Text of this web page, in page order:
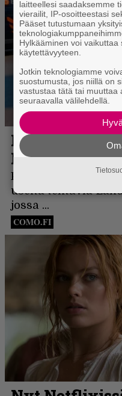
laitteellesi saadaksemme
vierailit, IP-osoitteestasi
Pääset tutustumaan
Hylkääminen voi
käytettävyyteen.
Jotkin teknologiamme
suostumusta, jos niillä on
vastustaa tätä tai muuttaa
seuraavalla välilehdellä.